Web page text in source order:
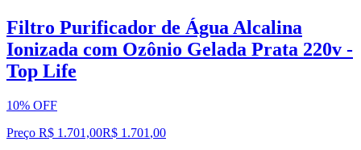
Filtro Purificador de Água Alcalina
Ionizada com Ozônio Gelada Prata 220v -
Top Life
10% OFF
Preço R$ 1.701,00R$ 1.701 ,00